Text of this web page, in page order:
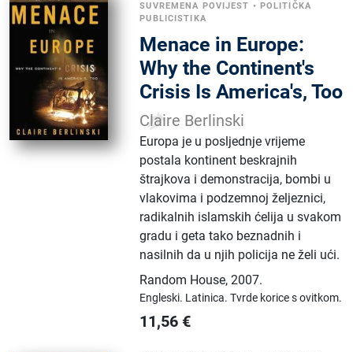
SUVREMENA POVIJEST • POLITIČKA
PUBLICISTIKA
Menace in Europe:
Why the Continent's
Crisis Is America's, Too
Claire Berlinski
Europa je u posljednje vrijeme
postala kontinent beskrajnih
štrajkova i demonstracija, bombi u
vlakovima i podzemnoj željeznici,
radikalnih islamskih ćelija u svakom
gradu i geta tako beznadnih i
nasilnih da u njih policija ne želi ući.
Random House,2007.
Engleski. Latinica.Tvrde korice s ovitkom.
11,56 €